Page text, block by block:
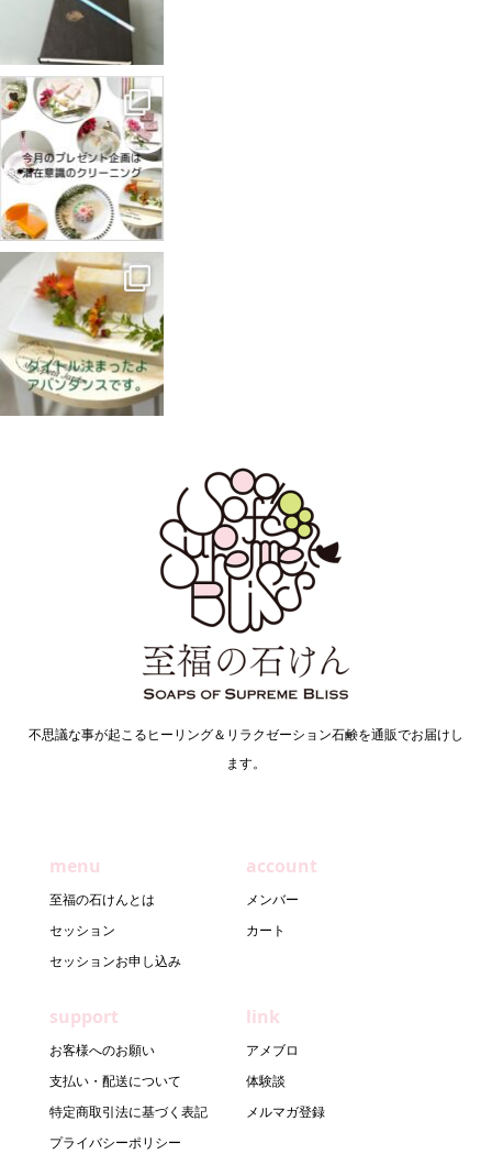
不思議な事が起こるヒーリング＆リラクゼーション石鹸を通販でお届けし
ます。
menu
至福の石けんとは
セッション
セッションお申し込み
account
メンバー
カート
support
お客様へのお願い
支払い・配送について
特定商取引法に基づく表記
プライバシーポリシー
link
アメブロ
体験談
メルマガ登録